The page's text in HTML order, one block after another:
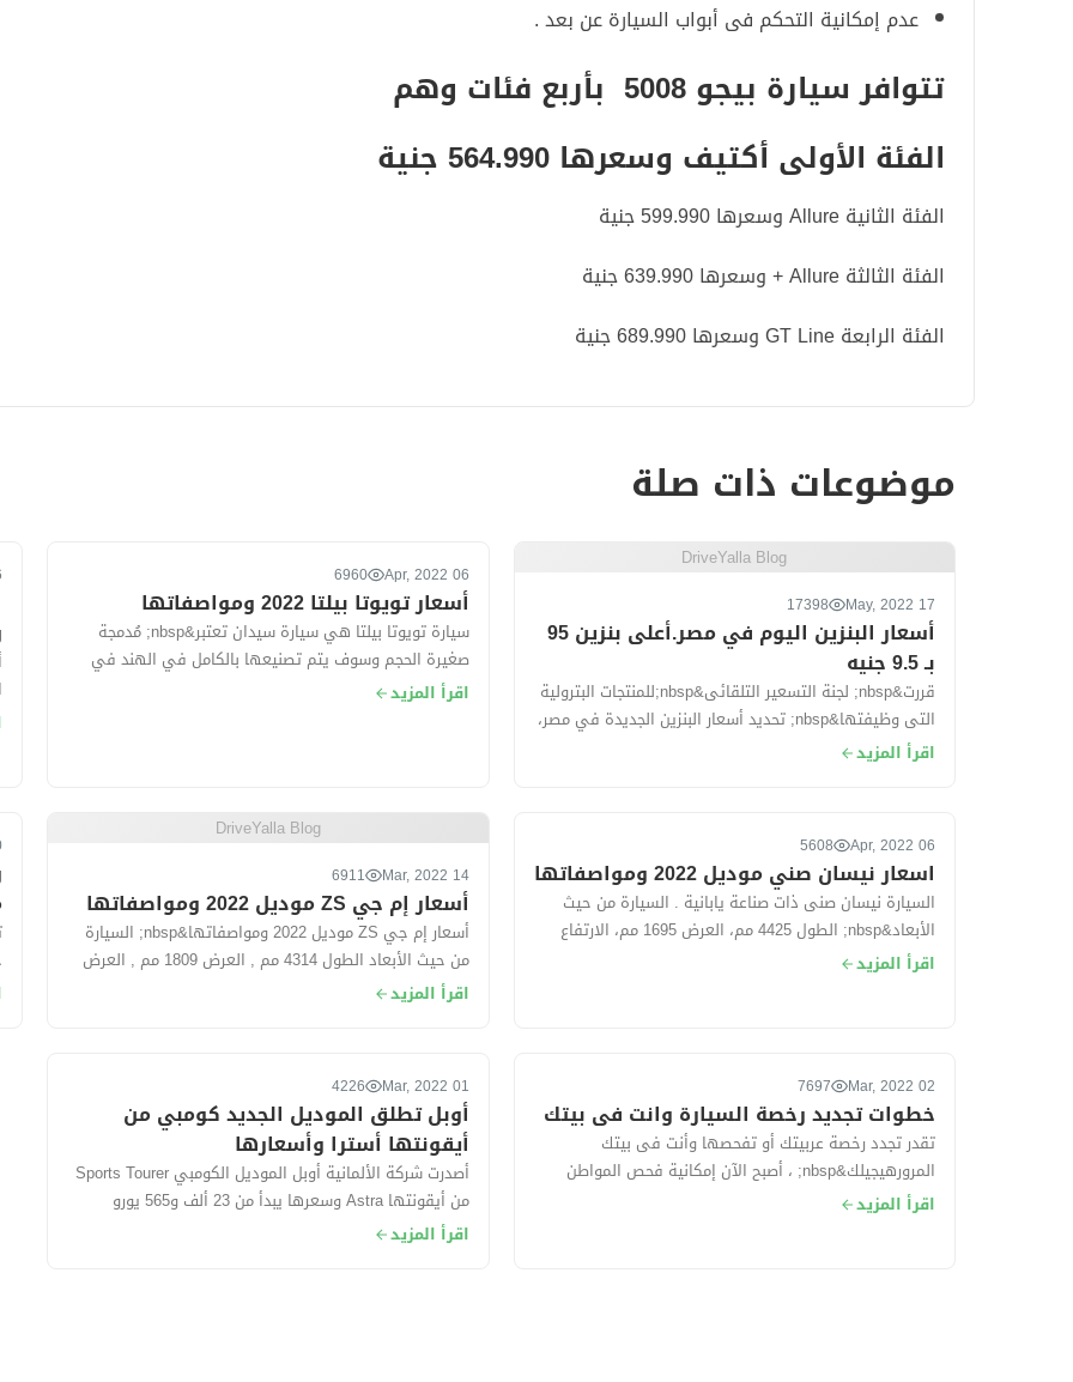
عدم إمكانية التحكم فى أبواب السيارة عن بعد .
تتوافر سيارة بيجو 5008 بأربع فئات وهم
الفئة الأولى أكتيف وسعرها 564.990 جنية
الفئة الثانية Allure وسعرها 599.990 جنية
الفئة الثالثة Allure + وسعرها 639.990 جنية
الفئة الرابعة GT Line وسعرها 689.990 جنية
موضوعات ذات صلة
DriveYalla Blog
17 May, 2022
17398
أسعار البنزين اليوم في مصر.أعلى بنزين 95
بـ 9.5 جنيه
قررت&nbsp; لجنة التسعير التلقائى&nbsp;للمنتجات البترولية
التى وظيفتها&nbsp; تحديد أسعار البنزين الجديدة في مصر،
وقد تهدف لجنة التسعير إلى تح...
اقرأ المزيد
06 Apr, 2022
6960
أسعار تويوتا بيلتا 2022 ومواصفاتها
سيارة تويوتا بيلتا هي سيارة سيدان تعتبر&nbsp; مُدمجة
صغيرة الحجم وسوف يتم تصنيعها بالكامل في الهند في
مصانع شركة سوزوكى ، حيث&nbsp; تُقدم ال...
اقرأ المزيد
06 Apr, 2022
5608
اسعار نيسان صني موديل 2022 ومواصفاتها
السيارة نيسان صنى ذات صناعة يابانية . السيارة من حيث
الأبعاد&nbsp; الطول 4425 مم، العرض 1695 مم، الارتفاع
1500 مم، قاعدة العجلات 260...
اقرأ المزيد
DriveYalla Blog
14 Mar, 2022
6911
أسعار إم جي ZS موديل 2022 ومواصفاتها
أسعار إم جي ZS موديل 2022 ومواصفاتها&nbsp; السيارة
من حيث الأبعاد الطول 4314 مم , العرض 1809 مم , العرض
1624 مم. سعة الشنطة...
اقرأ المزيد
02 Mar, 2022
7697
خطوات تجديد رخصة السيارة وانت فى بيتك
تقدر تجدد رخصة عربيتك أو تفحصها وأنت فى بيتك
المرورهيجيلك&nbsp; ، أصبح الآن إمكانية فحص المواطن
وعمل فحص فني شامل لسيارته و تجديد رخصته خ...
اقرأ المزيد
01 Mar, 2022
4226
أوبل تطلق الموديل الجديد كومبي من
أيقونتها أسترا وأسعارها
أصدرت شركة الألمانية أوبل الموديل الكومبي Sports Tourer
من أيقونتها Astra وسعرها يبدأ من 23 ألف و565 يورو
حوالي (415 ألف جنيه مصري) تقريبًا....
اقرأ المزيد